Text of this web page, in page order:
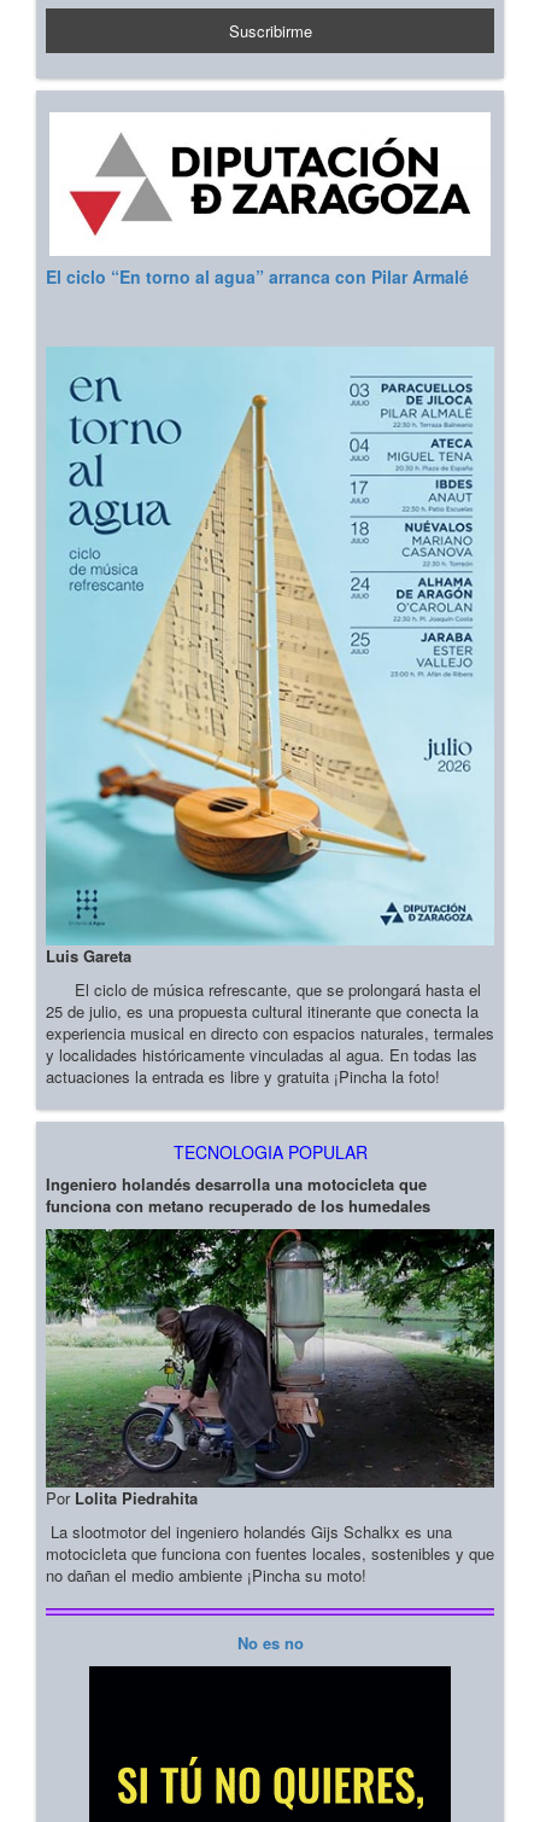
El ciclo “En torno al agua” arranca con Pilar Armalé
Luis Gareta
El ciclo de música refrescante, que se prolongará hasta el
25 de julio, es una propuesta cultural itinerante que conecta la
experiencia musical en directo con espacios naturales, termales
y localidades históricamente vinculadas al agua. En todas las
actuaciones la entrada es libre y gratuita ¡Pincha la foto!
TECNOLOGIA POPULAR
Ingeniero holandés desarrolla una motocicleta que
funciona con metano recuperado de los humedales
Por Lolita Piedrahita
La slootmotor del ingeniero holandés Gijs Schalkx es una
motocicleta que funciona con fuentes locales, sostenibles y que
no dañan el medio ambiente ¡Pincha su moto!
No es no